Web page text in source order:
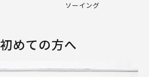
ソーイング
初めての方へ